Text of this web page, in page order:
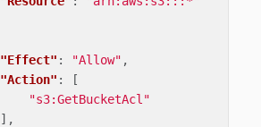
"Effect" : "Allow" ,
"Action" :
[
"s3:GetBucketAcl"
],